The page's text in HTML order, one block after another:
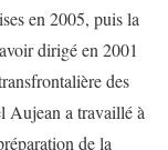
en 2005, puis la
dirigé en 2001
des
Aujean a travaillé à
de la